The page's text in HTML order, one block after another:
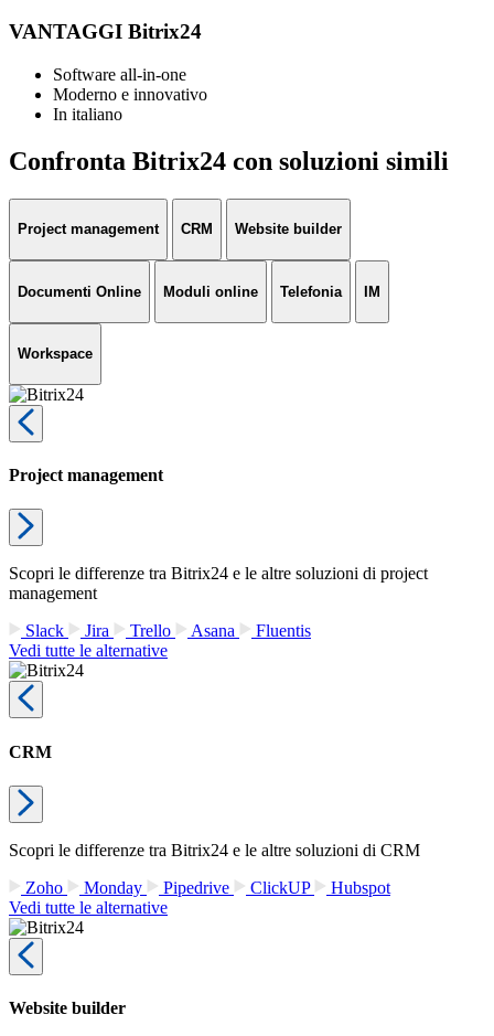
VANTAGGI Bitrix24
Software all-in-one
Moderno e innovativo
In italiano
Confronta Bitrix24 con soluzioni simili
Project management CRM Website builder
Documenti Online Moduli online Telefonia IM
Workspace
Project management
Scopri le differenze tra Bitrix24 e le altre soluzioni di project
management
Slack
Jira Trello Asana
Fluentis
Vedi tutte le alternative
CRM
Scopri le differenze tra Bitrix24 e le altre soluzioni di CRM
Zoho
Monday Pipedrive ClickUP
Hubspot
Vedi tutte le alternative
Website builder